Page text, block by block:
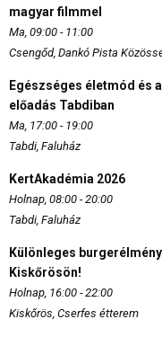
magyar filmmel
Ma, 09:00 - 11:00
Csengőd, Dankó Pista
Egészséges életmód és
előadás Tabdiban
Ma, 17:00 - 19:00
Tabdi, Faluház
KertAkadémia 2026
Holnap, 08:00 - 20:00
Tabdi, Faluház
Különleges
Kiskőrösön!
Holnap, 16:00 - 22:00
Kiskőrös, Cserfes étterem